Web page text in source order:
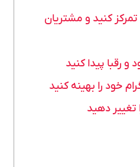
کنید و مشتریان
رقبا پیدا کنید
خود را بهینه کنید
تغییر دهید